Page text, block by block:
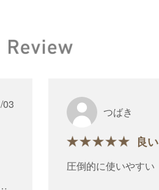
03
つばき
良い
圧倒的に使いやすい